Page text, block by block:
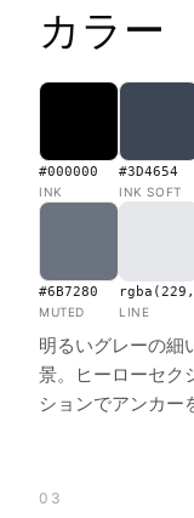
カラー
#000000
INK
#3D4654
INK SOFT
#6B7280
MUTED LINE
明るいグレーの細
景。ヒーローセク
ションでアンカー
03